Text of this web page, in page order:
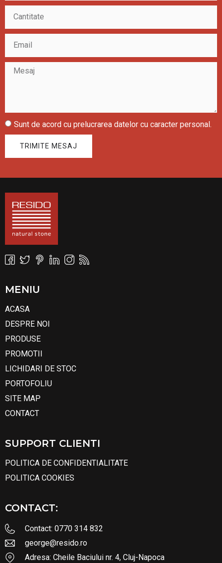
Sunt de acord cu prelucrarea datelor cu caracter personal.
TRIMITE MESAJ
MENIU
ACASA
DESPRE NOI
PRODUSE
PROMOTII
LICHIDARI DE STOC
PORTOFOLIU
SITE MAP
CONTACT
SUPPORT CLIENTI
POLITICA DE CONFIDENTIALITATE
POLITICA COOKIES
CONTACT:
Contact: 0770 314 832
george@resido.ro
Adresa: Cheile Baciului nr. 4, Cluj-Napoca